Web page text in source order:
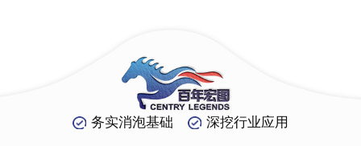
务实消泡基础 深挖行业应用